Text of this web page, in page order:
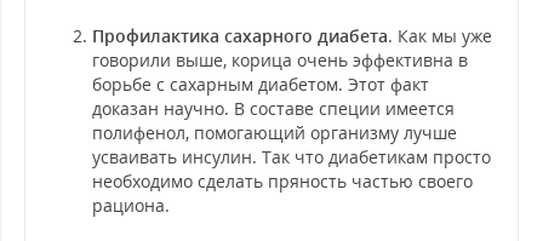
Профилактика сахарного диабета. Как мы уже
говорили выше, корица очень эффективна в
борьбе с сахарным диабетом. Этот факт
доказан научно. В составе специи имеется
полифенол, помогающий организму лучше
усваивать инсулин. Так что диабетикам просто
необходимо сделать пряность частью своего
рациона.